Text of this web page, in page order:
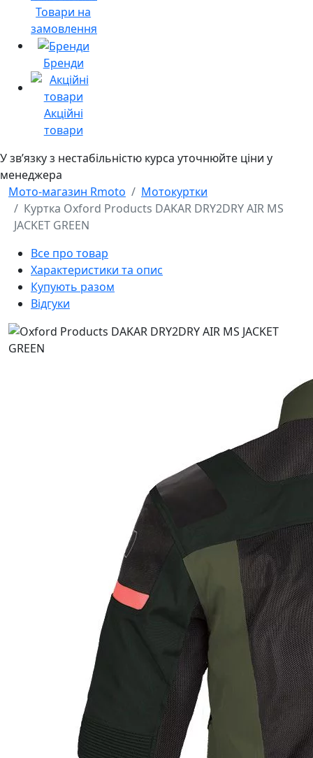
Товари на
замовлення
Бренди
Акційні
товари
У звʼязку з нестабільністю курса уточнюйте ціни у
менеджера
Мото-магазин Rmoto
Мотокуртки
Куртка Oxford Products DAKAR DRY2DRY AIR MS
JACKET GREEN
Все про товар
Характеристики та опис
Купують разом
Відгуки